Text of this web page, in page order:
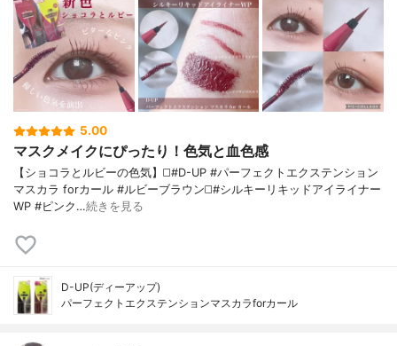
5.00
マスクメイクにぴったり！色気と血色感
【ショコラとルビーの色気】◻️#D-UP #パーフェクトエクステンション
マスカラ forカール #ルビーブラウン◻️#シルキーリキッドアイライナー
WP #ピンク…続きを見る
D-UP(ディーアップ)
パーフェクトエクステンションマスカラforカール